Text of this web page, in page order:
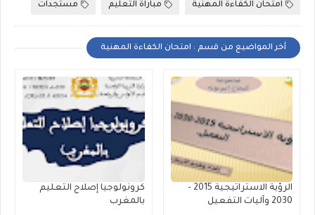
امتحان الكفاءة المهنية مباراة التعليم مستجدات
أخر المواضيع من قسم : امتحان الكفاءة المهنية
الرؤية الاستراتيجية 2015 -
2030 وآليات التفعيل
كرونولوجيا إصلاح التعليم
بالمغرب